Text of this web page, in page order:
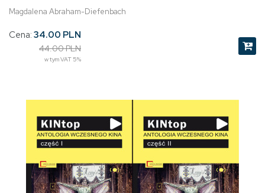
Magdalena Abraham-Diefenbach
Cena: 34.00 PLN
44.00 PLN
w tym VAT 5%